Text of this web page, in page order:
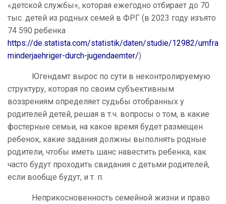
«детской службы», которая ежегодно отбирает до 70
тыс. детей из родных семей в ФРГ (в 2023 году изъято
74 590 ребенка
https://de.statista.com/statistik/daten/studie/12982/
minderjaehriger-durch-jugendaemter/)
Югендамт вырос по сути в неконтролируемую
структуру, которая по своим субъективным
воззрениям определяет судьбы отобранных у
родителей детей, решая в т.ч. вопросы о том, в какие
фостерные семьи, на какое время будет размещен
ребенок, какие задания должны выполнять родные
родители, чтобы иметь шанс навестить ребенка, как
часто будут проходить свидания с детьми родителей,
если вообще будут, и т. п.
Неприкосновенность семейной жизни и право